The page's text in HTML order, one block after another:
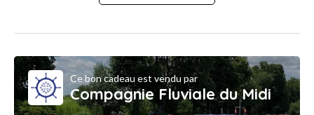
Ce bon cadeau est vendu par
Compagnie Fluviale du Midi